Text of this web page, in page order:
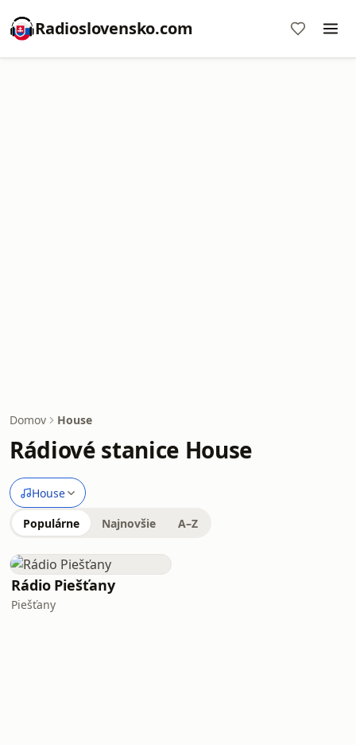
Radioslovensko.com
Domov House
Rádiové stanice House
House
Populárne Najnovšie A–Z
Rádio Piešťany
Piešťany